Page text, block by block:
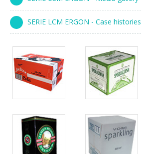
ingresso in linea
ingresso a 90°
Corsi palettizzatori
SERIE LCM ERGON - Case histories
gallery
Packs
gallery
Packs
gallery
Packs